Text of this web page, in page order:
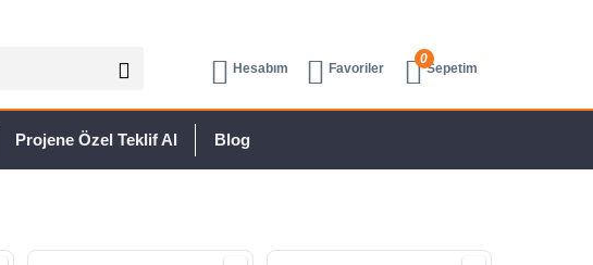
Hesabım Favoriler
0
Sepetim
Projene Özel Teklif Al Blog